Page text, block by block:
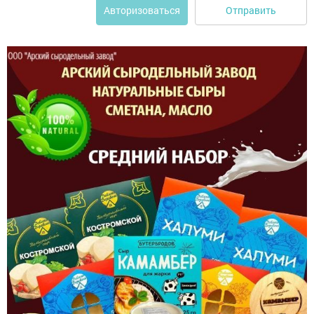
Авторизоваться Отправить